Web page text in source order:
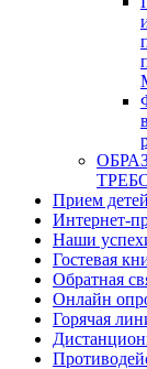
Прием детей
Интернет-
Наши
Гостевая
Обратная
Онлайн
Горячая